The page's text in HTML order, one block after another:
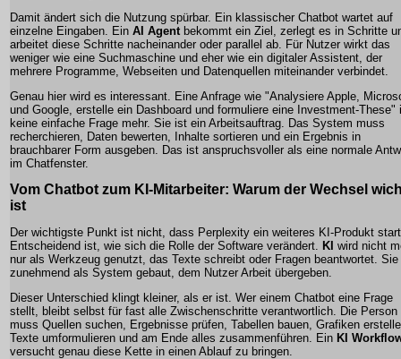
Damit ändert sich die Nutzung spürbar. Ein klassischer Chatbot wartet auf
einzelne Eingaben. Ein AI Agent bekommt ein Ziel, zerlegt es in Schritte
arbeitet diese Schritte nacheinander oder parallel ab. Für Nutzer wirkt das
weniger wie eine Suchmaschine und eher wie ein digitaler Assistent, der
mehrere Programme, Webseiten und Datenquellen miteinander verbindet.
Genau hier wird es interessant. Eine Anfrage wie "Analysiere Apple,
und Google, erstelle ein Dashboard und formuliere eine Investment-These"
keine einfache Frage mehr. Sie ist ein Arbeitsauftrag. Das System muss
recherchieren, Daten bewerten, Inhalte sortieren und ein Ergebnis in
brauchbarer Form ausgeben. Das ist anspruchsvoller als eine normale
im Chatfenster.
Vom Chatbot zum KI-Mitarbeiter: Warum der Wechsel
ist
Der wichtigste Punkt ist nicht, dass Perplexity ein weiteres KI-Produkt
Entscheidend ist, wie sich die Rolle der Software verändert. KI wird nicht
nur als Werkzeug genutzt, das Texte schreibt oder Fragen beantwortet. Sie
zunehmend als System gebaut, dem Nutzer Arbeit übergeben.
Dieser Unterschied klingt kleiner, als er ist. Wer einem Chatbot eine Frage
stellt, bleibt selbst für fast alle Zwischenschritte verantwortlich. Die Person
muss Quellen suchen, Ergebnisse prüfen, Tabellen bauen, Grafiken
Texte umformulieren und am Ende alles zusammenführen. Ein KI
versucht genau diese Kette in einen Ablauf zu bringen.